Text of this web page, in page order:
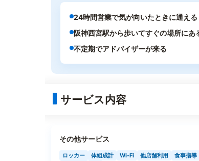
24時間営業で気が向いたときに通える
阪神西宮駅から歩いてすぐの場所にあ
不定期でアドバイザーが来る
サービス内容
その他サービス
ロッカー 体組成計 Wi-Fi 他店舗利用
食事指導